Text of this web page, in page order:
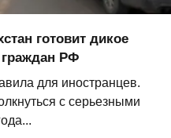
готовит дикое
РФ
для иностранцев.
с серьезными